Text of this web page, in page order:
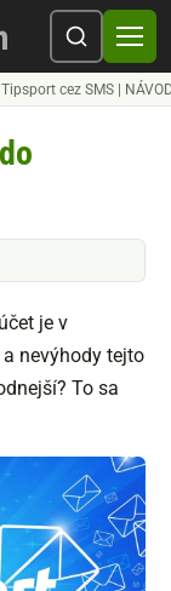
cez SMS |
je v
nevýhody tejto
To sa